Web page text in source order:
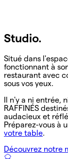
Studio.
Situé dans
fonctionnant à
restaurant avec
sous vos yeux.
Il n'y a ni entrée,
RAFFINÉS
audacieux et
Préparez-vous à
votre table.
Découvrez notre